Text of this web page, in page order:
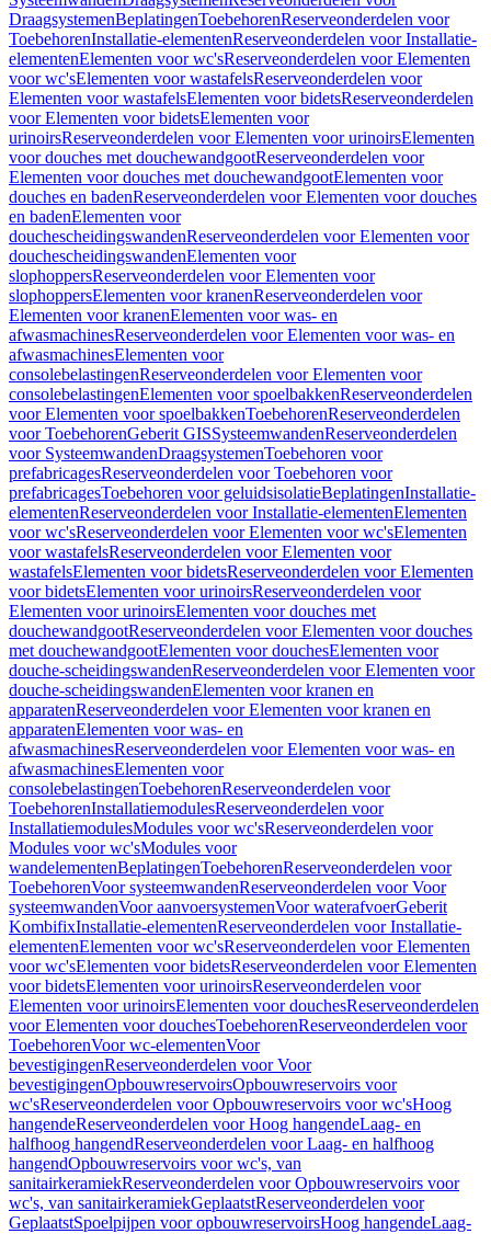
DraagsystemenBeplatingenToebehorenReserveonderdelen voor
ToebehorenInstallatie-elementenReserveonderdelen voor Installatie-
elementenElementen voor wc'sReserveonderdelen voor Elementen
voor wc'sElementen voor wastafelsReserveonderdelen voor
Elementen voor wastafelsElementen voor bidetsReserveonderdelen
voor Elementen voor bidetsElementen voor
urinoirsReserveonderdelen voor Elementen voor urinoirsElementen
voor douches met douchewandgootReserveonderdelen voor
Elementen voor douches met douchewandgootElementen voor
douches en badenReserveonderdelen voor Elementen voor douches
en badenElementen voor
douchescheidingswandenReserveonderdelen voor Elementen voor
douchescheidingswandenElementen voor
slophoppersReserveonderdelen voor Elementen voor
slophoppersElementen voor kranenReserveonderdelen voor
Elementen voor kranenElementen voor was- en
afwasmachinesReserveonderdelen voor Elementen voor was- en
afwasmachinesElementen voor
consolebelastingenReserveonderdelen voor Elementen voor
consolebelastingenElementen voor spoelbakkenReserveonderdelen
voor Elementen voor spoelbakkenToebehorenReserveonderdelen
voor ToebehorenGeberit GISSysteemwandenReserveonderdelen
voor SysteemwandenDraagsystemenToebehoren voor
prefabricagesReserveonderdelen voor Toebehoren voor
prefabricagesToebehoren voor geluidsisolatieBeplatingenInstallatie-
elementenReserveonderdelen voor Installatie-elementenElementen
voor wc'sReserveonderdelen voor Elementen voor wc'sElementen
voor wastafelsReserveonderdelen voor Elementen voor
wastafelsElementen voor bidetsReserveonderdelen voor Elementen
voor bidetsElementen voor urinoirsReserveonderdelen voor
Elementen voor urinoirsElementen voor douches met
douchewandgootReserveonderdelen voor Elementen voor douches
met douchewandgootElementen voor douchesElementen voor
douche-scheidingswandenReserveonderdelen voor Elementen voor
douche-scheidingswandenElementen voor kranen en
apparatenReserveonderdelen voor Elementen voor kranen en
apparatenElementen voor was- en
afwasmachinesReserveonderdelen voor Elementen voor was- en
afwasmachinesElementen voor
consolebelastingenToebehorenReserveonderdelen voor
ToebehorenInstallatiemodulesReserveonderdelen voor
InstallatiemodulesModules voor wc'sReserveonderdelen voor
Modules voor wc'sModules voor
wandelementenBeplatingenToebehorenReserveonderdelen voor
ToebehorenVoor systeemwandenReserveonderdelen voor Voor
systeemwandenVoor aanvoersystemenVoor waterafvoerGeberit
KombifixInstallatie-elementenReserveonderdelen voor Installatie-
elementenElementen voor wc'sReserveonderdelen voor Elementen
voor wc'sElementen voor bidetsReserveonderdelen voor Elementen
voor bidetsElementen voor urinoirsReserveonderdelen voor
Elementen voor urinoirsElementen voor douchesReserveonderdelen
voor Elementen voor douchesToebehorenReserveonderdelen voor
ToebehorenVoor wc-elementenVoor
bevestigingenReserveonderdelen voor Voor
bevestigingenOpbouwreservoirsOpbouwreservoirs voor
wc'sReserveonderdelen voor Opbouwreservoirs voor wc'sHoog
hangendeReserveonderdelen voor Hoog hangendeLaag- en
halfhoog hangendReserveonderdelen voor Laag- en halfhoog
hangendOpbouwreservoirs voor wc's, van
sanitairkeramiekReserveonderdelen voor Opbouwreservoirs voor
wc's, van sanitairkeramiekGeplaatstReserveonderdelen voor
GeplaatstSpoelpijpen voor opbouwreservoirsHoog hangendeLaag-